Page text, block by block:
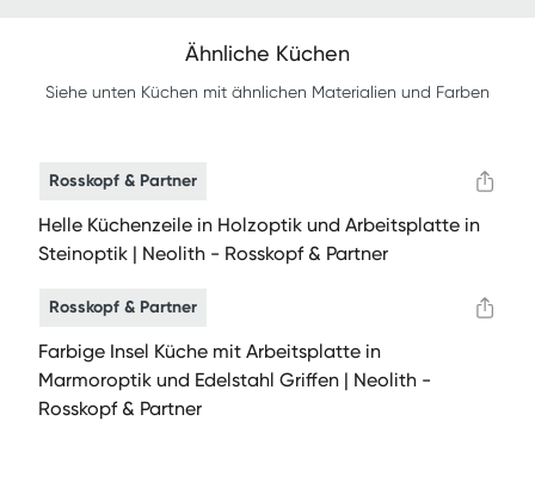
Ähnliche Küchen
Siehe unten Küchen mit ähnlichen Materialien und Farben
Rosskopf & Partner
Helle Küchenzeile in Holzoptik und Arbeitsplatte in
Steinoptik | Neolith - Rosskopf & Partner
Rosskopf & Partner
Farbige Insel Küche mit Arbeitsplatte in
Marmoroptik und Edelstahl Griffen | Neolith -
Rosskopf & Partner